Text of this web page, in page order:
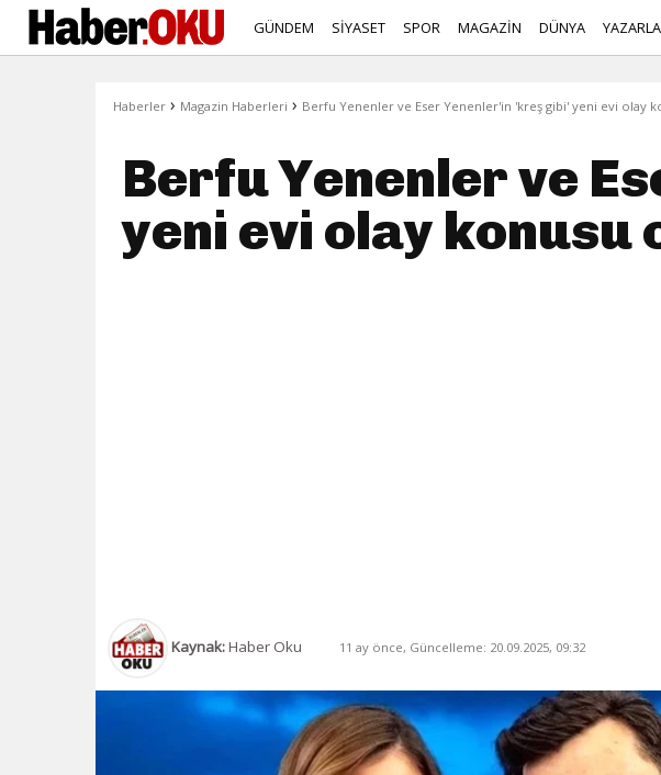
GÜNDEM SİYASET SPOR MAGAZİN DÜNYA
Haberler › Magazin Haberleri › Berfu Yenenler ve Eser Yenenler'in 'kreş gibi' yeni evi olay
Berfu Yenenler ve
yeni evi olay konusu
Kaynak:Haber Oku 11 ay önce, Güncelleme: 20.09.2025, 09:32